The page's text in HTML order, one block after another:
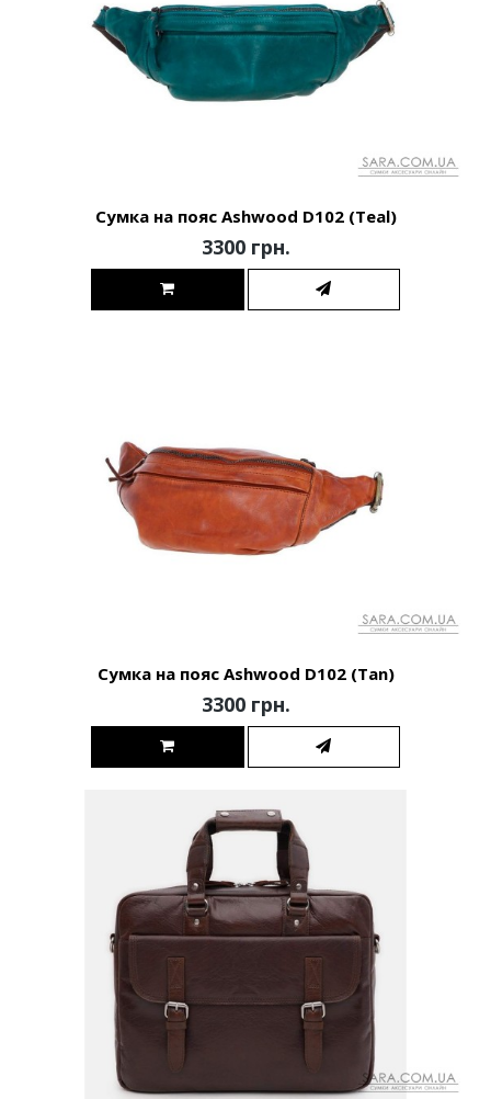
Сумка на пояс Ashwood D102 (Teal)
3300 грн.
Сумка на пояс Ashwood D102 (Tan)
3300 грн.